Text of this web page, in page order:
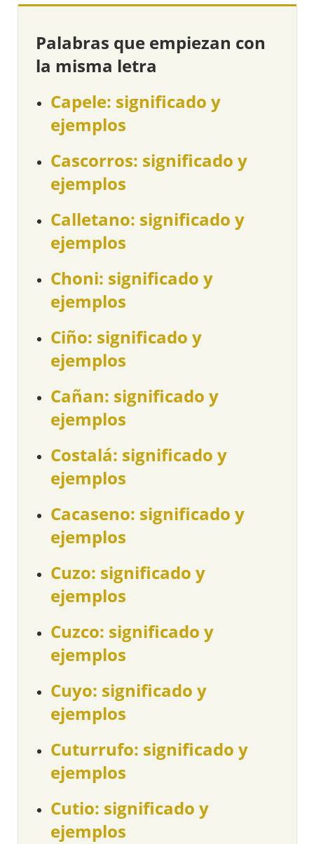
Palabras que empiezan con
la misma letra
Capele: significado y
ejemplos
Cascorros: significado y
ejemplos
Calletano: significado y
ejemplos
Choni: significado y
ejemplos
Ciño: significado y
ejemplos
Cañan: significado y
ejemplos
Costalá: significado y
ejemplos
Cacaseno: significado y
ejemplos
Cuzo: significado y
ejemplos
Cuzco: significado y
ejemplos
Cuyo: significado y
ejemplos
Cuturrufo: significado y
ejemplos
Cutio: significado y
ejemplos